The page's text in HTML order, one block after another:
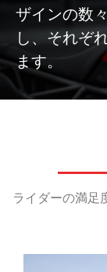
ザインの数
し、それぞ
ます。
ライダーの満足